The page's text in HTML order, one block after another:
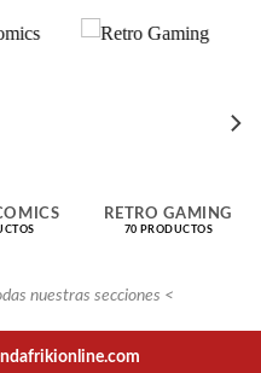
RETRO GAMING
70 PRODUCTOS
nuestras secciones <